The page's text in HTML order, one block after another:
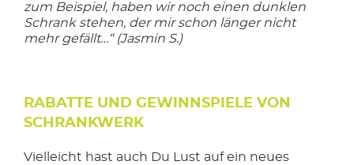
zum Beispiel, haben wir noch einen dunklen
Schrank stehen, der mir schon länger nicht
mehr gefällt…“ (Jasmin S.)
RABATTE UND GEWINNSPIELE VON
SCHRANKWERK
Vielleicht hast auch Du Lust auf ein neues